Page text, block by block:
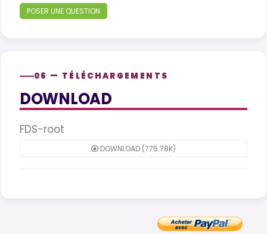
POSER UNE QUESTION
06 — TÉLÉCHARGEMENTS
DOWNLOAD
FDS-root
DOWNLOAD (775.78K)